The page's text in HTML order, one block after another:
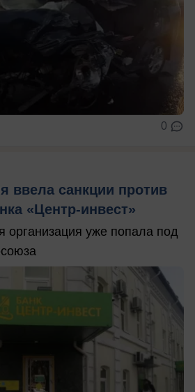
0
ввела санкции против
«Центр-инвест»
организация уже попала под